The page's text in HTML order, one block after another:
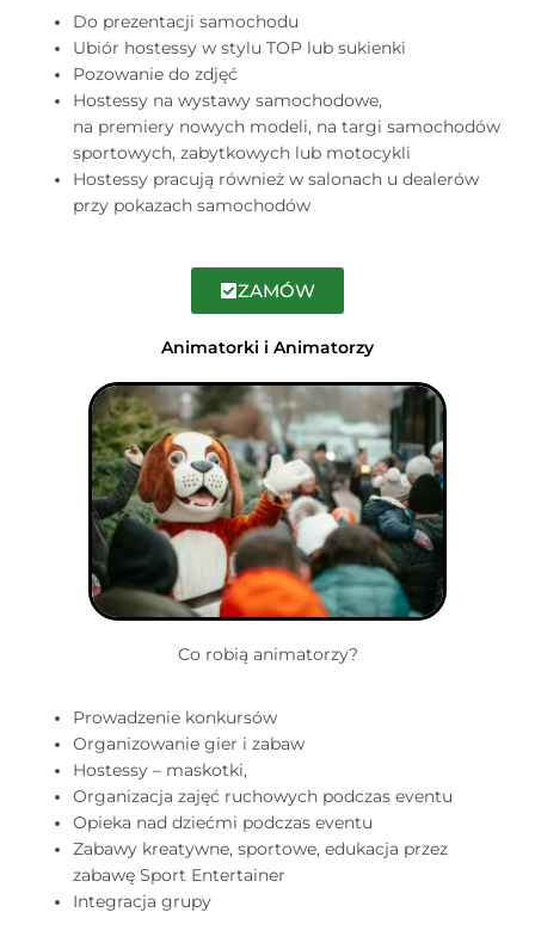
Do prezentacji samochodu
Ubiór hostessy w stylu TOP lub sukienki
Pozowanie do zdjęć
Hostessy na wystawy samochodowe,
na premiery nowych modeli, na targi samochodów
sportowych, zabytkowych lub motocykli
Hostessy pracują również w salonach u dealerów
przy pokazach samochodów
ZAMÓW
Animatorki i Animatorzy
Co robią animatorzy?​
Prowadzenie konkursów
Organizowanie gier i zabaw
Hostessy – maskotki,
Organizacja zajęć ruchowych podczas eventu
Opieka nad dziećmi podczas eventu
Zabawy kreatywne, sportowe, edukacja przez
zabawę Sport Entertainer
Integracja grupy